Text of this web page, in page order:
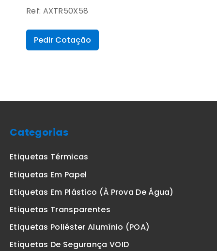
Ref: AXTR50X58
Pedir Cotação
Categorias
Etiquetas Térmicas
Etiquetas Em Papel
Etiquetas Em Plástico (à Prova De Água)
Etiquetas Transparentes
Etiquetas Poliéster Alumínio (POA)
Etiquetas De Segurança VOID